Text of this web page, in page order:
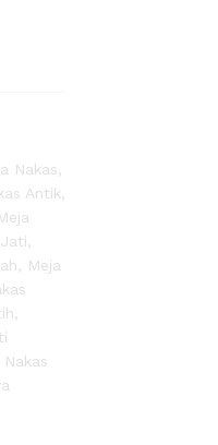
Nakas
Antik
Meja
Nakas